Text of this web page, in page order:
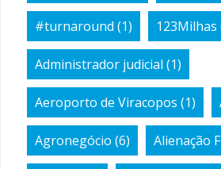
#turnaround (1) 123Milhas
Administrador judicial (1)
Aeroporto de Viracopos (1)
Agronegócio (6) Alienação